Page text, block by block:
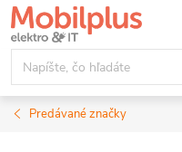
Prejsť
na
obsah
Predávané značky